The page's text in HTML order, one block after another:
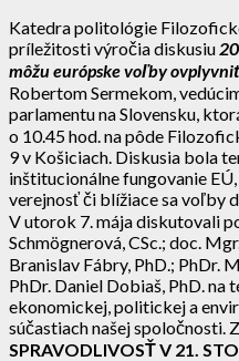
Katedra politológie
príležitosti výročia diskusiu
môžu európske voľby
Robertom Sermekom,
parlamentu na Slovensku,
o 10.45 hod. na pôde
9 v Košiciach. Diskusia bola
inštitucionálne fungovanie
verejnosť či blížiace sa voľby
V utorok 7. mája diskutovali
Schmögnerová, CSc.; doc.
Branislav Fábry, PhD.; PhDr.
PhDr. Daniel Dobiaš, PhD. na
ekonomickej, politickej a
súčastiach našej spoločnosti.
SPRAVODLIVOSŤ V 21.